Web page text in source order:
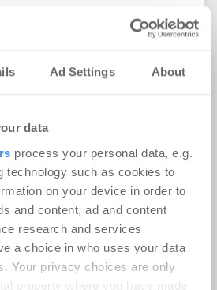
Ad Settings About
data
process your personal data, e.g.
technology such as cookies to
on your device in order to
and content, ad and content
research and services
a choice in who uses your data
Your privacy choices are only
property where you have made
Quartier FUSION COLOGNE